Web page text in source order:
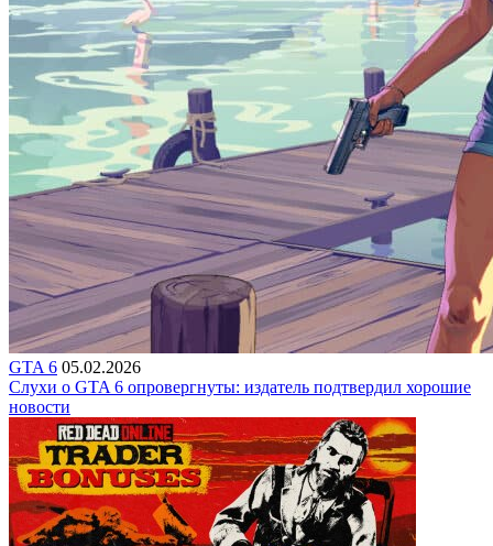
GTA 6 05.02.2026
Слухи о GTA 6 опровергнуты: издатель подтвердил хорошие
новости